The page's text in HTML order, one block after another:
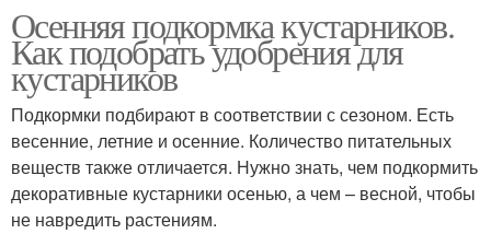
Осенняя подкормка кустарников.
Как подобрать удобрения для
кустарников
Подкормки подбирают в соответствии с сезоном. Есть
весенние, летние и осенние. Количество питательных
веществ также отличается. Нужно знать, чем подкормить
декоративные кустарники осенью, а чем – весной, чтобы
не навредить растениям.